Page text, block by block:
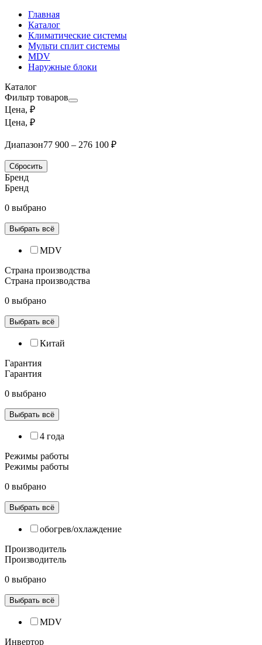
Главная
Каталог
Климатические системы
Мульти сплит системы
MDV
Наружные блоки
Каталог
Фильтр товаров
Цена, ₽
Цена, ₽
Диапазон77 900 – 276 100 ₽
Сбросить
Бренд
Бренд
0 выбрано
Выбрать всё
MDV
Страна производства
Страна производства
0 выбрано
Выбрать всё
Китай
Гарантия
Гарантия
0 выбрано
Выбрать всё
4 года
Режимы работы
Режимы работы
0 выбрано
Выбрать всё
обогрев/охлаждение
Производитель
Производитель
0 выбрано
Выбрать всё
MDV
Инвертор